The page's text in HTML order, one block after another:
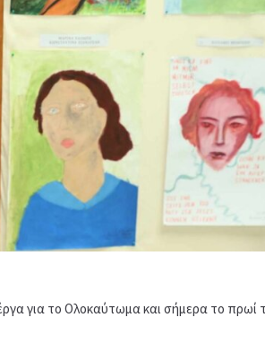
για το Ολοκαύτωμα και σήμερα το πρωί